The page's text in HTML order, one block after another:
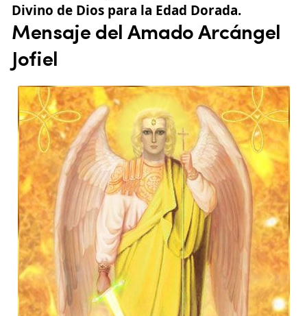
Divino de Dios para la Edad Dorada.
Mensaje del Amado Arcángel
Jofiel